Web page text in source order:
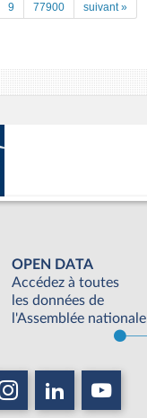
9 77900 suivant »
OPEN DATA
Accédez à toutes
les données de
l'Assemblée nationale